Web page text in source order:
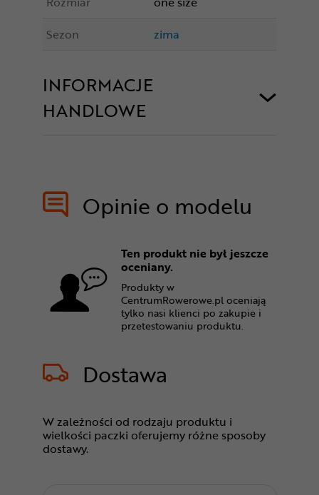
Sezon
zima
INFORMACJE
HANDLOWE
Opinie o modelu
Ten produkt nie był jeszcze
oceniany.
Produkty w
CentrumRowerowe.pl oceniają
tylko nasi klienci po zakupie i
przetestowaniu produktu.
Dostawa
W zależności od rodzaju produktu i
wielkości paczki oferujemy różne sposoby
dostawy.